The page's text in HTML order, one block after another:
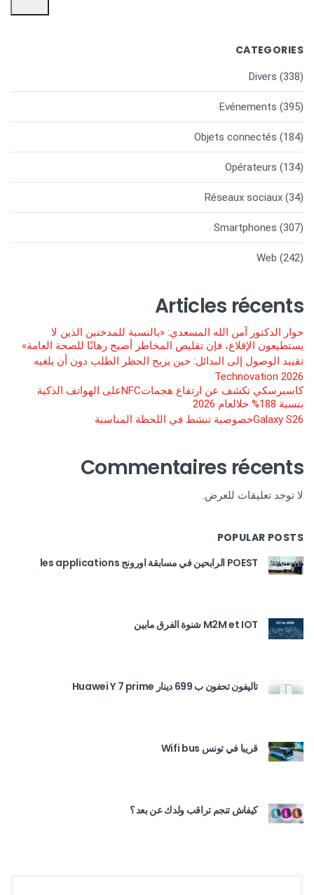
CATEGORIES
Divers (338)
Evénements (395)
Objets connectés (184)
Opérateurs (134)
Réseaux sociaux (34)
Smartphones (307)
Web (242)
Articles récents
حوار الدكتور آمن الله المسعدي: «بالنسبة للمدخنين الذين لا
يستطيعون الإقلاع، فإن تقليص المخاطر أصبح رهانًا للصحة العامة»
تقييد الوصول إلى البدائل: حين يزيح الحظر الطلب دون أن يلغيه
Technovation 2026
كاسبرسكي تكشف عن ارتفاع هجماتNFCعلى الهواتف الذكية
بنسبة 188% خلالعام 2026
Galaxy S26خصوصية تنشط في اللحظة المناسبة
Commentaires récents
لا توجد تعليقات للعرض.
POPULAR POSTS
POEST الرابحين في مسابقة اورونج les applications
M2M et IOT شنوة الفرق مابين
تاليفون تحفون ب 699 دينار Huawei Y 7 prime
قريبا في تونس Wifi bus
كيفاش تنجم تراقب ولدك عن بعد ؟